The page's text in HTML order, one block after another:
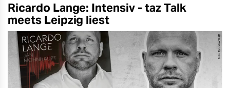
Ricardo Lange: Intensiv - taz Talk
meets Leipzig liest